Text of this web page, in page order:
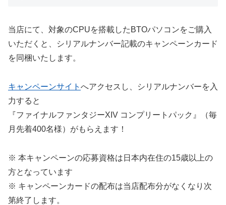
当店にて、対象のCPUを搭載したBTOパソコンをご購入
いただくと、シリアルナンバー記載のキャンペーンカード
を同梱いたします。
キャンペーンサイト へアクセスし、シリアルナンバーを入
力すると
『ファイナルファンタジーXIV コンプリートパック』（毎
月先着400名様）がもらえます！
※ 本キャンペーンの応募資格は日本内在住の15歳以上の
方となっています
※ キャンペーンカードの配布は当店配布分がなくなり次
第終了します。